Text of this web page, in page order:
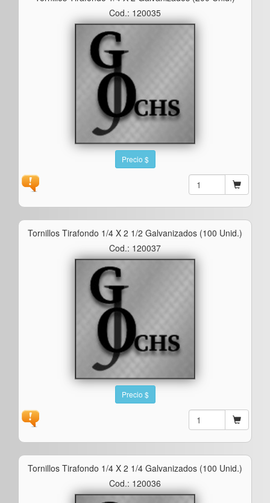
Cod.: 120035
Precio $
Tornillos Tirafondo 1/4 X 2 1/2 Galvanizados (100 Unid.)
Cod.: 120037
Precio $
Tornillos Tirafondo 1/4 X 2 1/4 Galvanizados (100 Unid.)
Cod.: 120036